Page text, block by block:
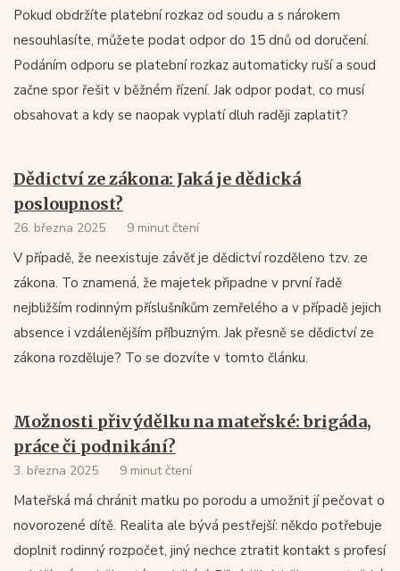
Pokud obdržíte platební rozkaz od soudu a s nárokem
nesouhlasíte, můžete podat odpor do 15 dnů od doručení.
Podáním odporu se platební rozkaz automaticky ruší a soud
začne spor řešit v běžném řízení. Jak odpor podat, co musí
obsahovat a kdy se naopak vyplatí dluh raději zaplatit?
Dědictví ze zákona: Jaká je dědická
posloupnost?
26. března 2025 9 minut čtení
V případě, že neexistuje závěť je dědictví rozděleno tzv. ze
zákona. To znamená, že majetek připadne v první řadě
nejbližším rodinným příslušníkům zemřelého a v případě jejich
absence i vzdálenějším příbuzným. Jak přesně se dědictví ze
zákona rozděluje? To se dozvíte v tomto článku.
Možnosti přivýdělku na mateřské: brigáda,
práce či podnikání?
3. března 2025 9 minut čtení
Mateřská má chránit matku po porodu a umožnit jí pečovat o
novorozené dítě. Realita ale bývá pestřejší: někdo potřebuje
doplnit rodinný rozpočet, jiný nechce ztratit kontakt s profesí